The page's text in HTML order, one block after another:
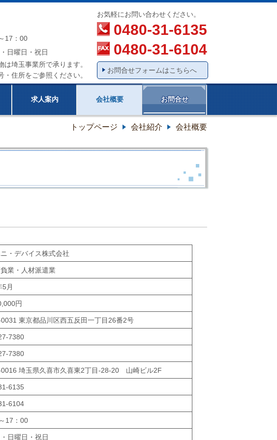
17：00
日曜日・祝日
は埼玉事業所で承ります。
住所をご参照ください。
お気軽にお問い合わせください。
0480-31-6135
0480-31-6104
お問合せフォームはこちらへ
求人案内 会社概要 お問合せ
トップページ 会社紹介 会社概要
・デバイス株式会社
業・人材派遣業
5月
円
東京都品川区西五反田一丁目26番2号
7380
7380
0016 埼玉県久喜市久喜東2丁目-28-20 山崎ビル2F
6135
6104
17：00
日曜日・祝日